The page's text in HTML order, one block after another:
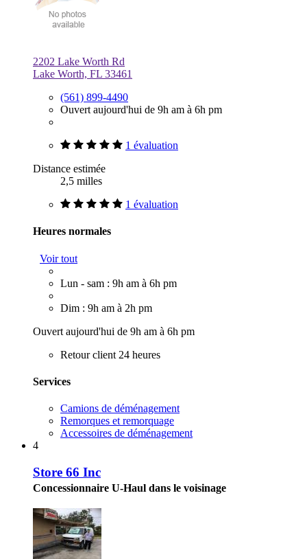
2202 Lake Worth Rd
Lake Worth, FL 33461
(561) 899-4490
Ouvert aujourd'hui de 9h am à 6h pm
1 évaluation
Distance estimée
2,5 milles
1 évaluation
Heures normales
Voir tout
Lun - sam : 9h am à 6h pm
Dim : 9h am à 2h pm
Ouvert aujourd'hui de 9h am à 6h pm
Retour client 24 heures
Services
Camions de déménagement
Remorques et remorquage
Accessoires de déménagement
4
Store 66 Inc
Concessionnaire U-Haul dans le voisinage